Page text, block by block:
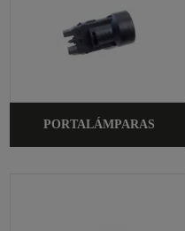
PORTALÁMPARAS